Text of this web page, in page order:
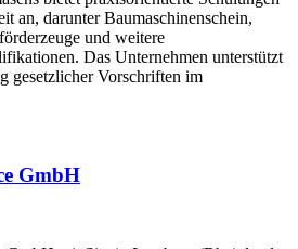
an, darunter Baumaschinenschein,
und weitere
Das Unternehmen unterstützt
gesetzlicher Vorschriften im
GmbH